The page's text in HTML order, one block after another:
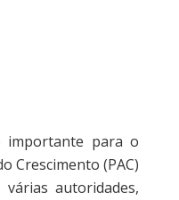
importante para o
Crescimento (PAC)
autoridades,